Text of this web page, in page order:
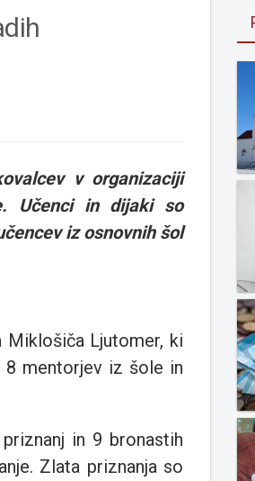
v organizaciji
Učenci in dijaki so
iz osnovnih šol
Miklošiča Ljutomer, ki
8 mentorjev iz šole in
in 9 bronastih
Zlata priznanja so